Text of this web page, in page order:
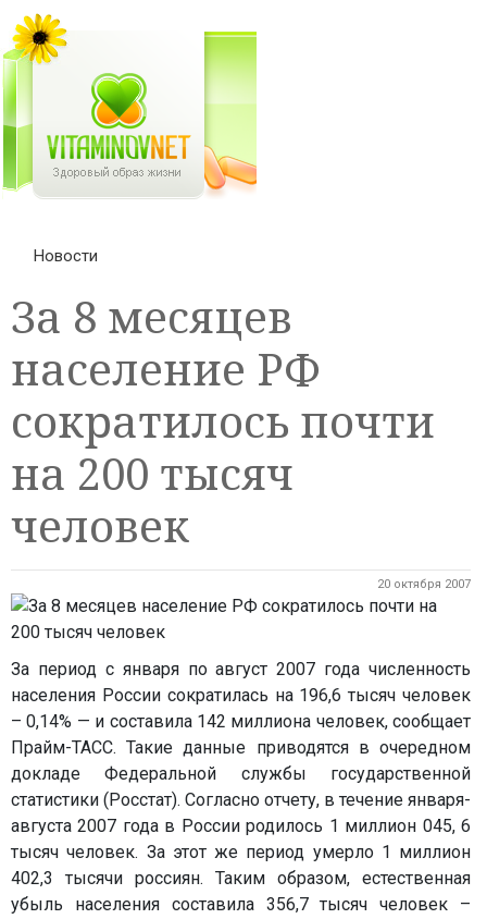
Новости
За 8 месяцев
население РФ
сократилось почти
на 200 тысяч
человек
20 октября 2007
За период с января по август 2007 года численность
населения России сократилась на 196,6 тысяч человек
– 0,14% — и составила 142 миллиона человек, сообщает
Прайм-ТАСС. Такие данные приводятся в очередном
докладе Федеральной службы государственной
статистики (Росстат). Согласно отчету, в течение января-
августа 2007 года в России родилось 1 миллион 045, 6
тысяч человек. За этот же период умерло 1 миллион
402,3 тысячи россиян. Таким образом, естественная
убыль населения составила 356,7 тысяч человек –